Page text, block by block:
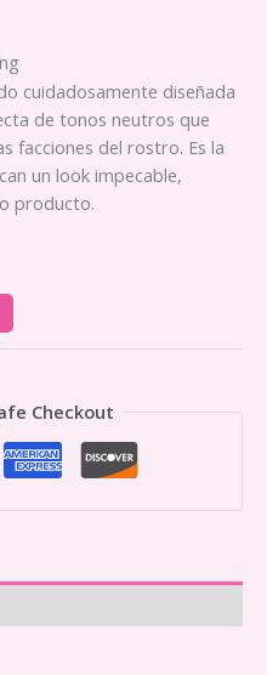
cuidadosamente diseñada
de tonos neutros que
facciones del rostro. Es la
un look impecable,
producto.
Checkout